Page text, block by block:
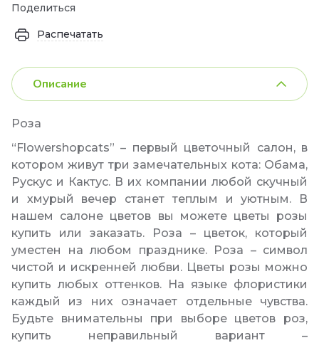
Поделиться
Распечатать
Описание
Роза
“Flowershopcats” – первый цветочный салон, в
котором живут три замечательных кота: Обама,
Рускус и Кактус. В их компании любой скучный
и хмурый вечер станет теплым и уютным. В
нашем салоне цветов вы можете цветы розы
купить или заказать. Роза – цветок, который
уместен на любом празднике. Роза – символ
чистой и искренней любви. Цветы розы можно
купить любых оттенков. На языке флористики
каждый из них означает отдельные чувства.
Будьте внимательны при выборе цветов роз,
купить неправильный вариант –